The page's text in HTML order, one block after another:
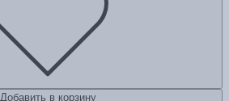
Добавить в корзину